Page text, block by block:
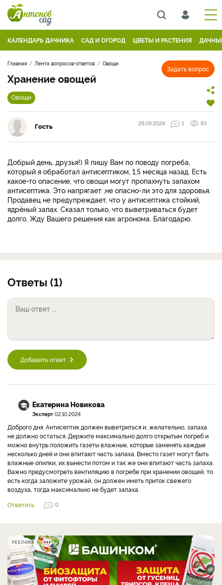
КАЛЕНДАРЬ ДАЧНИКА САД И ОГОРОД ЦВЕТЫ И РАСТЕНИЯ
Задать вопрос
Главная Лента вопросов-ответов Овощи
Хранение овощей
Овощи
Гость 29.09.2024 1 63
Добрый день, друзья!) Я пишу Вам по поводу погреба,
который я обработал антисептиком, 1,5 месяца назад. Есть
какое-то опасение, что овощи могут пропахнуть запахом
антисептика. Это напрягает ,не опасно-ли это для здоровья.
Продавец не предупреждает, что у антисептика стойкий,
ядрёный запах. Сказал только, что выветриваться будет
долго. Жду Вашего решения как агронома. Благодарю.
Ответы (1)
Добавить ответ
Екатерина Новикова
Эксперт 02.10.2024
Доброго дня. Антисептик должен выветриться и, желательно, запаха
не должно остаться. Держите максимально долго открытым погреб и
можно внутрь положить газеты влажные, которые заменять каждые
несколько дней и они впитают часть запаха. Вместо газет могут быть
влажные опилки, их вынести потом и так же они впитают часть запаха.
Важно предусмотреть вентиляцию в погребе при хранении овощей, то
есть когда заложите урожай, он должен иметь приток свежего
воздуха, тогда максимально не будет запаха.
Ответить
0
РЕКЛАМА